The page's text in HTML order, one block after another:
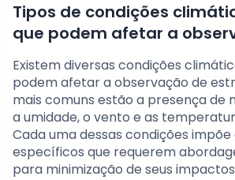
Tipos de condições
que podem afetar a
Existem diversas condições
podem afetar a observação de
mais comuns estão a presença de
a umidade, o vento e as
Cada uma dessas condições impõe
específicos que requerem
para minimização de seus